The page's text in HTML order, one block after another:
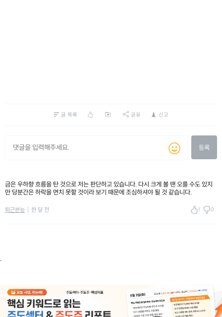
글 목록 공유 신고
등록
금은 우하향 흐름을 탄 것으로 저는 판단하고 있습니다. 다시 크게 볼 땐 오를 수도 있지
만 당분간은 하락을 면치 못할 것이라 보기 때문에 조심하셔야 될 것 같습니다.
퇴근본능 한 달 전 1 0
.